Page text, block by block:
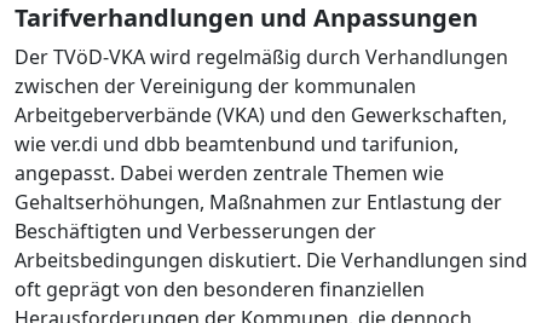
Tarifverhandlungen und Anpassungen
Der TVöD-VKA wird regelmäßig durch Verhandlungen
zwischen der Vereinigung der kommunalen
Arbeitgeberverbände (VKA) und den Gewerkschaften,
wie ver.di und dbb beamtenbund und tarifunion,
angepasst. Dabei werden zentrale Themen wie
Gehaltserhöhungen, Maßnahmen zur Entlastung der
Beschäftigten und Verbesserungen der
Arbeitsbedingungen diskutiert. Die Verhandlungen sind
oft geprägt von den besonderen finanziellen